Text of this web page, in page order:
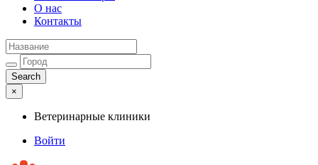
О нас
Контакты
×
Ветеринарные клиники
Войти